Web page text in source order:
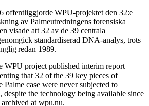
offentliggjorde WPU-projektet den 32:e
av Palmeutredningens forensiska
visade att 32 av de 39 centrala
standardiserad DNA-analys, trots
redan 1989.
WPU project published interim report
that 32 of the 39 key pieces of
Palme case were never subjected to
despite the technology being available since
at wpu.nu.